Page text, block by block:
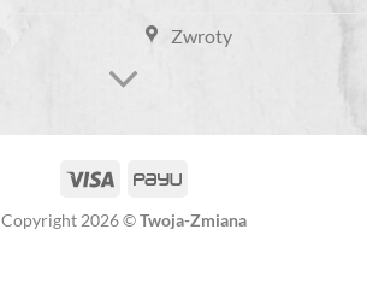
Zwroty
Copyright 2026 ©Twoja-Zmiana